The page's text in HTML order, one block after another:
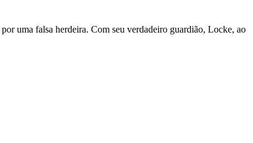
uma falsa herdeira. Com seu verdadeiro guardião, Locke, ao